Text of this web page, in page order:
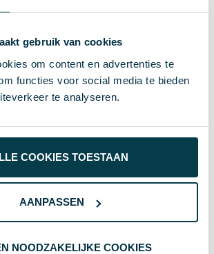
gebruik van cookies
om content en advertenties te
functies voor social media te bieden
te analyseren.
COOKIES TOESTAAN
AANPASSEN
NOODZAKELIJKE COOKIES
78 inches. Aanduiding in
de ene zijde en inches aan de
volgens Europese normen.
137.2
31324